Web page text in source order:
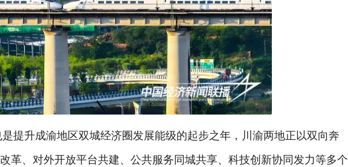
提升成渝地区双城经济圈发展能级的起步之年，川渝两地正以双向奔
革、对外开放平台共建、公共服务同城共享、科技创新协同发力等多个